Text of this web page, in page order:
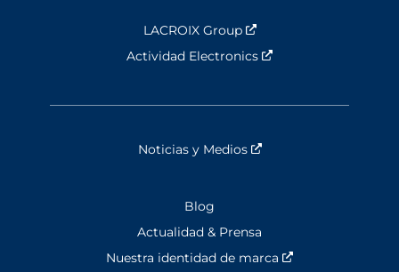
LACROIX Group
Nouvelle fenêtre
Actividad Electronics
Noticias y Medios Nouvelle fenêtre
Blog
Actualidad & Prensa
Nuestra identidad de marca